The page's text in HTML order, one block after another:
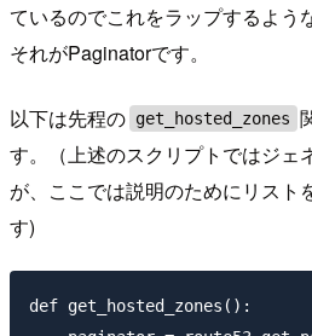
ているのでこれをラップするよう
それがPaginatorです。
以下は先程の get_hosted_zones
す。（上述のスクリプトではジェ
が、ここでは説明のためにリスト
す)
def get_hosted_zones():